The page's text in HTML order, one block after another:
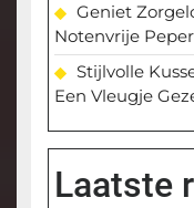
Geniet
Notenvrije
Stijlvolle
Een Vleugje
Laatste